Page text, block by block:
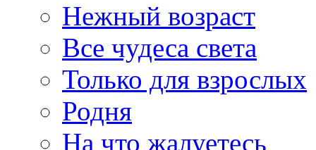
Нежный возраст
Все чудеса света
Только для взрослых
Родня
На что жалуетесь